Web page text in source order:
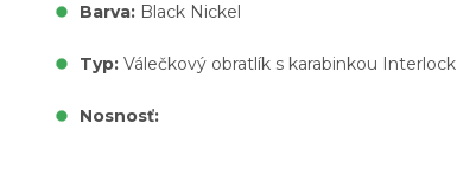
Barva: Black Nickel
Typ: Válečkový obratlík s karabinkou Interlock
Nosnosť: